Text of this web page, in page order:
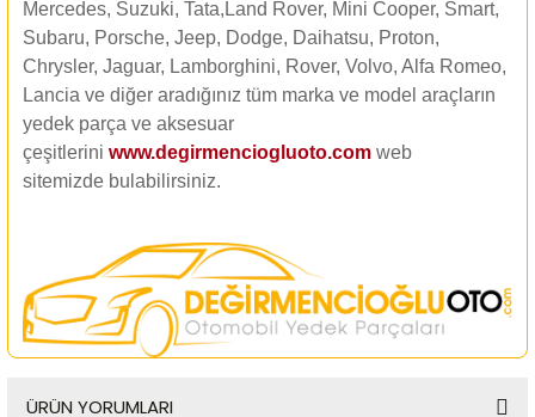
Mercedes, Suzuki, Tata,Land Rover, Mini Cooper, Smart,
Subaru, Porsche, Jeep, Dodge, Daihatsu, Proton,
Chrysler, Jaguar, Lamborghini, Rover, Volvo, Alfa Romeo,
Lancia ve diğer aradığınız tüm marka ve model araçların
yedek parça ve aksesuar
çeşitlerini www.degirmenciogluoto.com web
sitemizde bulabilirsiniz.
ÜRÜN YORUMLARI